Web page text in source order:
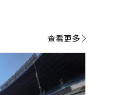
查看更多